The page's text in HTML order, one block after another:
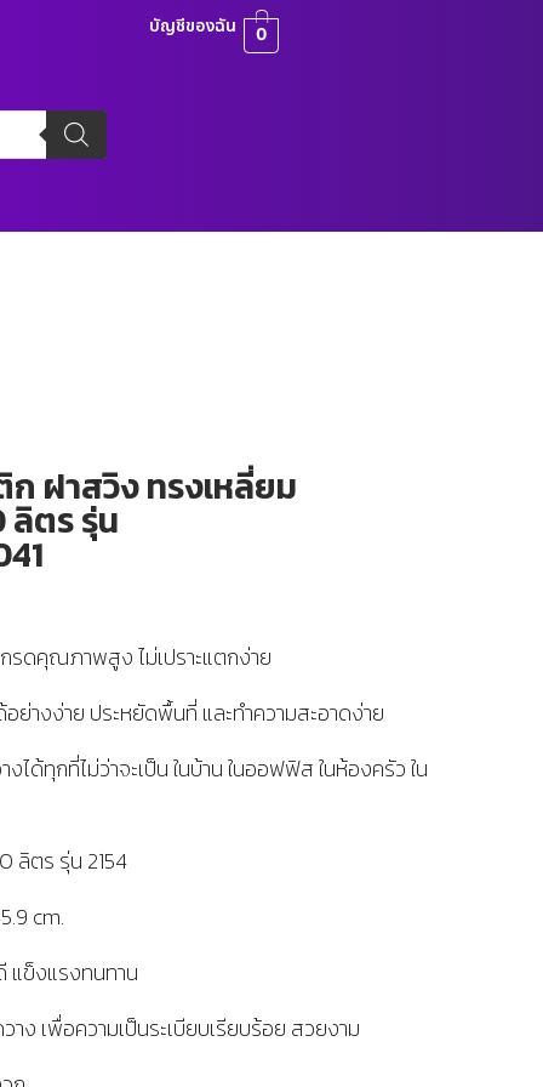
บัญชีของฉัน 0
ฝาสวิง ทรงเหลี่ยม
ตร รุ่น
รดคุณภาพสูง ไม่เปราะแตกง่าย
อย่างง่าย ประหยัดพื้นที่ และทำความสะอาดง่าย
ได้ทุกที่ไม่ว่าจะเป็น ในบ้าน ในออฟฟิส ในห้องครัว ใน
ลิตร รุ่น 2154
cm.
ข็งแรงทนทาน
ง เพื่อความเป็นระเบียบเรียบร้อย สวยงาม